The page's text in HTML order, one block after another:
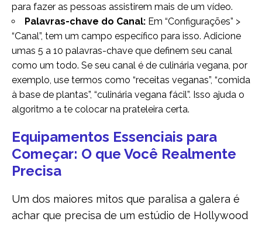
para fazer as pessoas assistirem mais de um vídeo.
Palavras-chave do Canal: Em “Configurações” >
“Canal”, tem um campo específico para isso. Adicione
umas 5 a 10 palavras-chave que definem seu canal
como um todo. Se seu canal é de culinária vegana, por
exemplo, use termos como “receitas veganas”, “comida
à base de plantas”, “culinária vegana fácil”. Isso ajuda o
algoritmo a te colocar na prateleira certa.
Equipamentos Essenciais para
Começar: O que Você Realmente
Precisa
Um dos maiores mitos que paralisa a galera é
achar que precisa de um estúdio de Hollywood